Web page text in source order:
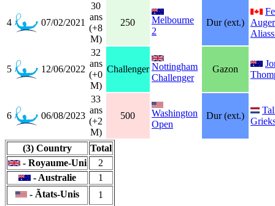
4 07/02/2021
30
ans
(+8
M)
250
Melbourne
2
Dur (ext.)
5 12/06/2022
32
ans
(+0
M)
Challenger Nottingham
Challenger
Gazon
6 06/08/2023
33
ans
(+2
M)
500
Washington
Open
Dur (ext.)
(3) Country
Total
- Royaume-Uni
2
- Australie
1
- Ãtats-Unis
1